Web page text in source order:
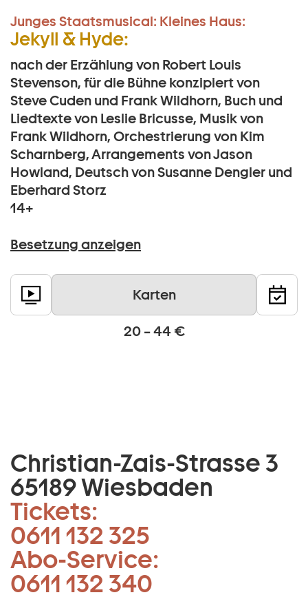
Junges Staatsmusical: Kleines Haus:
Jekyll & Hyde:
nach der Erzählung von Robert Louis
Stevenson, für die Bühne konzipiert von
Steve Cuden und Frank Wildhorn, Buch und
Liedtexte von Leslie Bricusse, Musik von
Frank Wildhorn, Orchestrierung von Kim
Scharnberg, Arrangements von Jason
Howland, Deutsch von Susanne Dengler und
Eberhard Storz
14+
Besetzung anzeigen
Karten
20 – 44 €
Christian-Zais-Strasse 3
65189 Wiesbaden
Tickets:
0611 132 325
Abo-Service:
0611 132 340